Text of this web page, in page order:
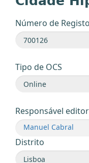
Número de Registo
Tipo de OCS
Responsável
Manuel Cabral
Distrito